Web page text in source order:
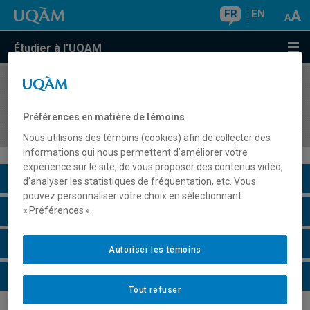
FR EN
Étudier à l'UQAM
COURS//
et des destinations touristiques III
Description du cours
Horaire - Été 2026
Horaire - Automne 2026
Horaire - Hiver 2027
Préférences en matière de témoins
Nous utilisons des témoins (cookies) afin de collecter des
informations qui nous permettent d’améliorer votre
expérience sur le site, de vous proposer des contenus vidéo,
d’analyser les statistiques de fréquentation, etc. Vous
pouvez personnaliser votre choix en sélectionnant
« Préférences ».
Tout refuser
Autoriser les témoins